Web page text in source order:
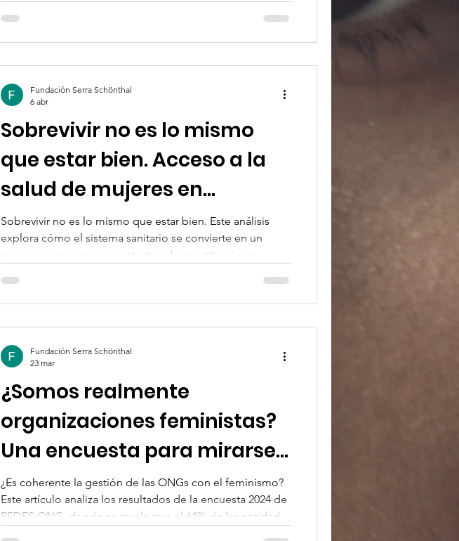
el uso de datos históricos prejuiciosos están
invisibilizando a las mujeres. Descubre por qué es
una tecnología equitativa para todas las personas.
Sobrevivir no es lo mismo
que estar bien. Acceso a la
salud de mujeres en
contextos de prostitución
Sobrevivir no es lo mismo que estar bien. Este análisis
explora cómo el sistema sanitario se convierte en un
muro para mujeres en contextos de prostitución en
del Informe OMS 2025, desglosamos la 'anestesia
inconsciente', el estigma como diagnóstico previo y las
sociales que actúan como puente hacia una salud digna
Fundación Serra Schönthal
6 abr
¿Somos realmente
organizaciones feministas?
Una encuesta para mirarse
al espejo
¿Es coherente la gestión de las ONGs con el feminismo?
Este artículo analiza los resultados de la encuesta 2024 de
REDES ONG, donde se revela que el 64% de las entidades
Fundación Serra Schönthal
23 mar